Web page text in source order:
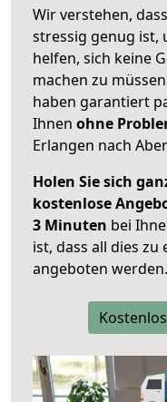
Wir verstehen,
stressig genug ist,
helfen, sich keine
machen zu
haben garantiert
Ihnen ohne
Erlangen nach
Holen Sie sich
kostenlose
3 Minuten bei
ist, dass all dies
angeboten werden.